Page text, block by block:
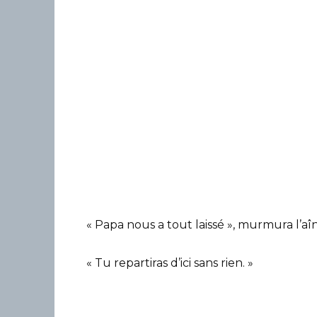
« Papa nous a tout laissé », murmura
« Tu repartiras d’ici sans rien. »